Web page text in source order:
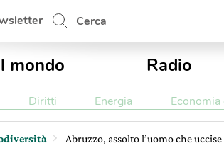
Cerca
mondo Radio
Diritti Energia
Abruzzo, assolto l’uomo che